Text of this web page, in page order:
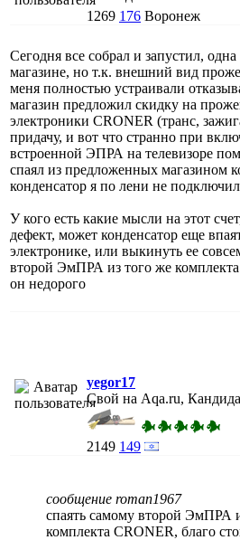
1269 176 Воронеж
Сегодня все собрал и запустил,
магазине, но т.к. внешний вид
меня полностью устраивали
магазин предложил скидку на
электроники CRONER (транс,
придачу, и вот что странно при
встроенной ЭПРА на телевизоре
спаял из предложенных магазином
конденсатор я по лени не
У кого есть какие мысли на этот
дефект, может конденсатор еще
электронике, или выкинуть ее
второй ЭмПРА из того же
он недорого
yegor17
Свой на Aqa.ru,
2149 149
сообщение roman1967
спаять самому второй ЭмПРА
комплекта CRONER, благо